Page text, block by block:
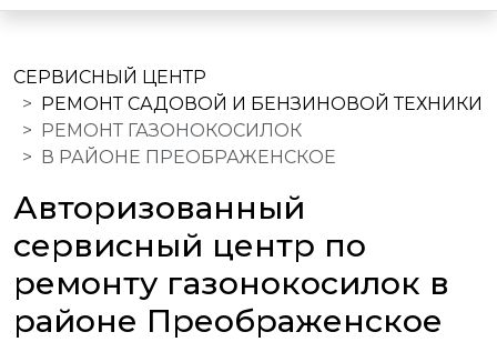
СЕРВИСНЫЙ ЦЕНТР
РЕМОНТ САДОВОЙ И БЕНЗИНОВОЙ ТЕХНИКИ
РЕМОНТ ГАЗОНОКОСИЛОК
В РАЙОНЕ ПРЕОБРАЖЕНСКОЕ
Авторизованный
сервисный центр по
ремонту газонокосилок в
районе Преображенское